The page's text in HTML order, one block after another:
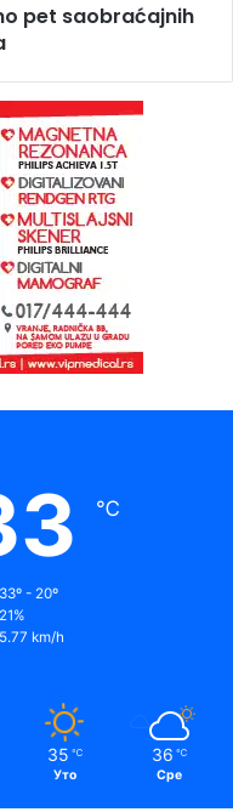
pet saobraćajnih
℃
33º - 20º
21%
5.77 km/h
35 ℃
Уто
36 ℃
Сре